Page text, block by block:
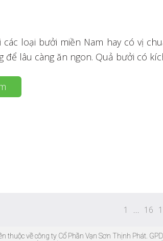
các loại bưởi miền Nam hay có vị
để lâu càng ăn ngon. Quả bưởi có
1 … 16
thuộc về công ty Cổ Phần Vạn Sơn Thịnh Phát.